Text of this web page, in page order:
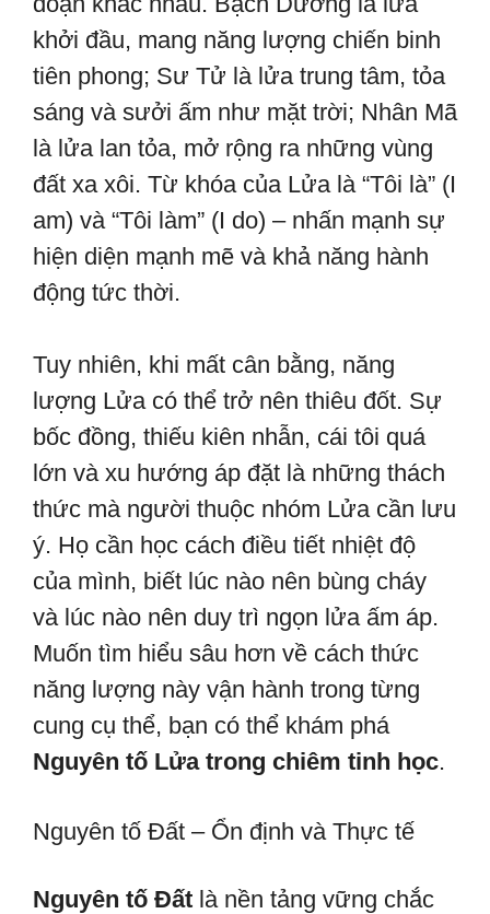
khởi đầu, mang năng lượng chiến binh
tiên phong; Sư Tử là lửa trung tâm, tỏa
sáng và sưởi ấm như mặt trời; Nhân Mã
là lửa lan tỏa, mở rộng ra những vùng
đất xa xôi. Từ khóa của Lửa là “Tôi là” (I
am) và “Tôi làm” (I do) – nhấn mạnh sự
hiện diện mạnh mẽ và khả năng hành
động tức thời.
Tuy nhiên, khi mất cân bằng, năng
lượng Lửa có thể trở nên thiêu đốt. Sự
bốc đồng, thiếu kiên nhẫn, cái tôi quá
lớn và xu hướng áp đặt là những thách
thức mà người thuộc nhóm Lửa cần lưu
ý. Họ cần học cách điều tiết nhiệt độ
của mình, biết lúc nào nên bùng cháy
và lúc nào nên duy trì ngọn lửa ấm áp.
Muốn tìm hiểu sâu hơn về cách thức
năng lượng này vận hành trong từng
cung cụ thể, bạn có thể khám phá
Nguyên tố Lửa trong chiêm tinh học.
Nguyên tố Đất – Ổn định và Thực tế
Nguyên tố Đất là nền tảng vững chắc